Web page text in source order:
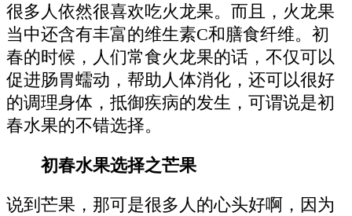
很多人依然很喜欢吃火龙果。而且，火龙果
当中还含有丰富的维生素C和膳食纤维。初
春的时候，人们常食火龙果的话，不仅可以
促进肠胃蠕动，帮助人体消化，还可以很好
的调理身体，抵御疾病的发生，可谓说是初
春水果的不错选择。
初春水果选择之芒果
说到芒果，那可是很多人的心头好啊，因为